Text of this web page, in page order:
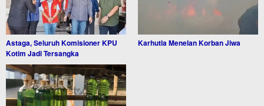
Astaga, Seluruh Komisioner KPU
Kotim Jadi Tersangka
Karhutla Menelan Korban Jiwa